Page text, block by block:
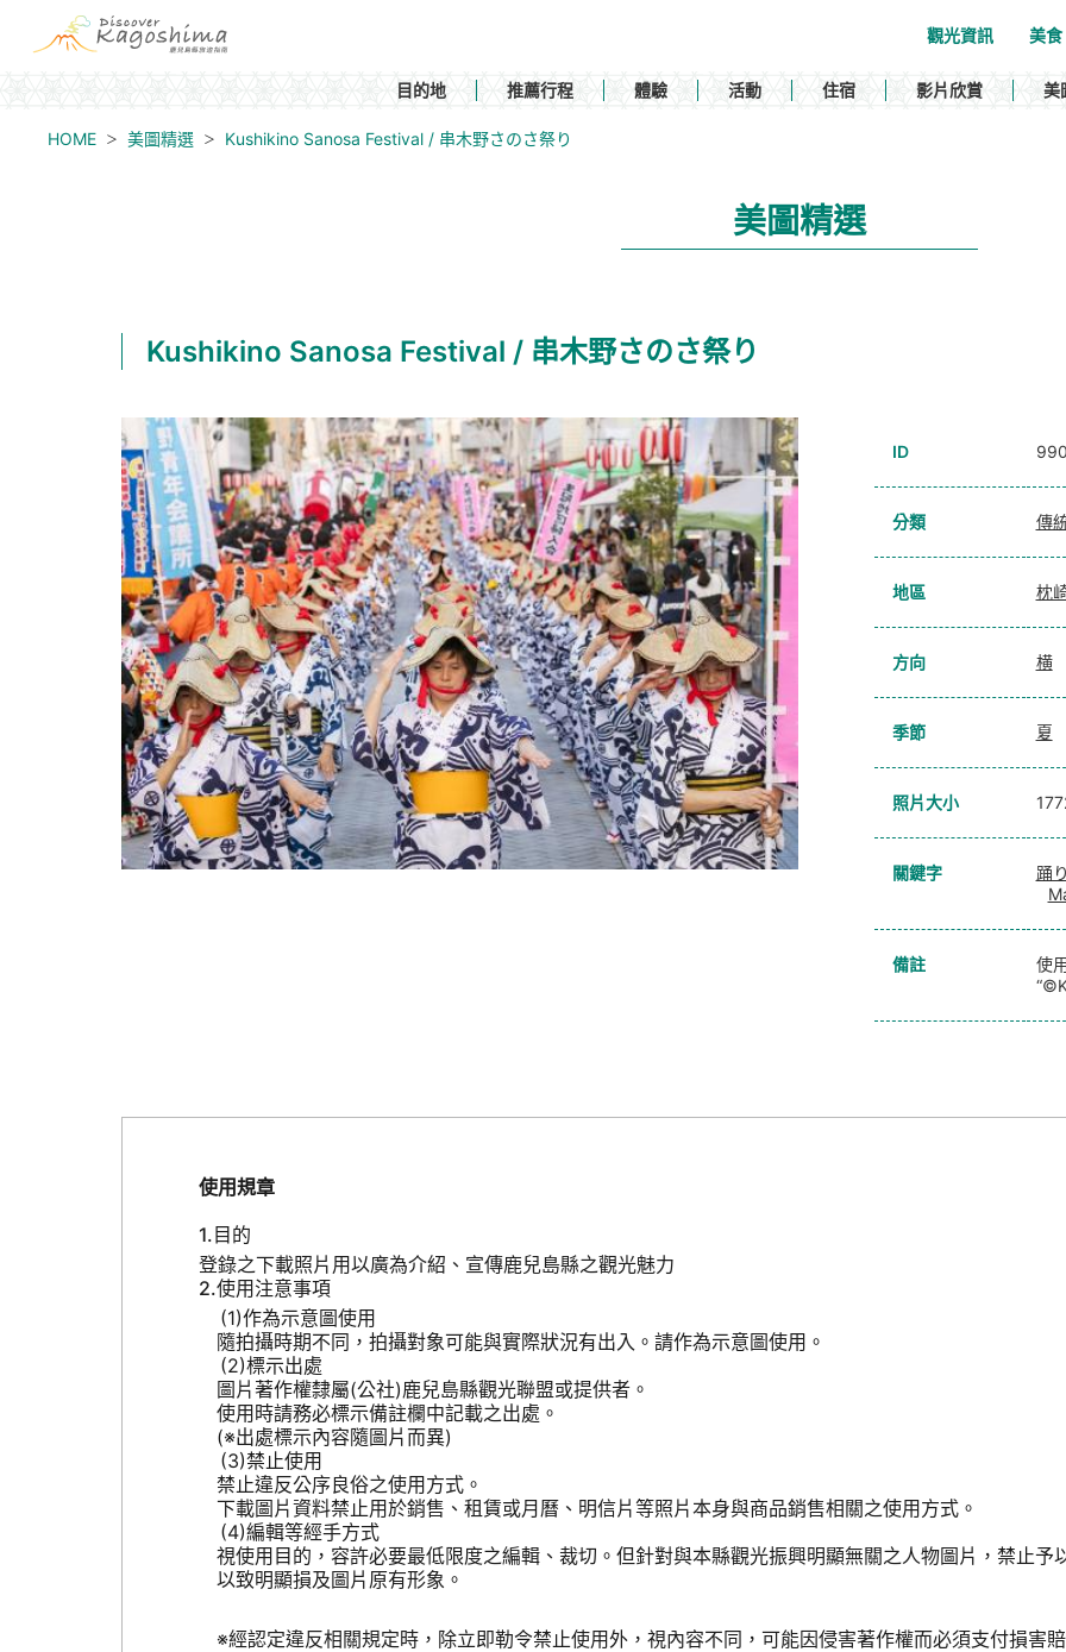
觀光資訊 美食
目的地 推薦行程 體驗 活動 住宿 影片欣賞 美
HOME 美圖精選 Kushikino Sanosa Festival / 串木野さのさ祭り
美圖精選
Kushikino Sanosa Festival / 串木野さのさ祭り
ID 990
分類 傳
地區 枕
方向 横
季節 夏
照片大小
關鍵字 踊り
備註
使
使用規章
目的
登錄之下載照片用以廣為介紹、宣傳鹿兒島縣之觀光魅力
使用注意事項
作為示意圖使用
隨拍攝時期不同，拍攝對象可能與實際狀況有出入。請作為示意圖使用。
標示出處
圖片著作權隸屬(公社)鹿兒島縣觀光聯盟或提供者。
使用時請務必標示備註欄中記載之出處。
(※出處標示內容隨圖片而異)
禁止使用
禁止違反公序良俗之使用方式。
下載圖片資料禁止用於銷售、租賃或月曆、明信片等照片本身與商品銷售相關之使用方式。
編輯等經手方式
視使用目的，容許必要最低限度之編輯、裁切。但針對與本縣觀光振興明顯無關之人物圖片，禁止予
以致明顯損及圖片原有形象。
※經認定違反相關規定時，除立即勒令禁止使用外，視內容不同，可能因侵害著作權而必須支付損害賠